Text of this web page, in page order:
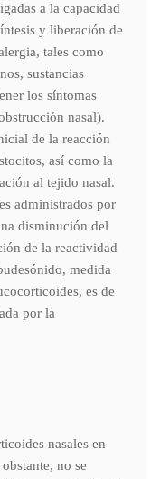
a la capacidad
y liberación de
tales como
sustancias
los síntomas
nasal).
de la reacción
así como la
al tejido nasal.
administrados por
disminución del
de la reactividad
medida
es de
por la
nasales en
no se